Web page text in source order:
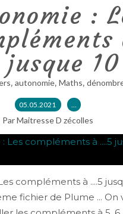
:
jusque
, autonomie, Maths,
05.05.2021 …
Par Maitresse D zécolles
compléments à ....5
fichier de Plume ... On